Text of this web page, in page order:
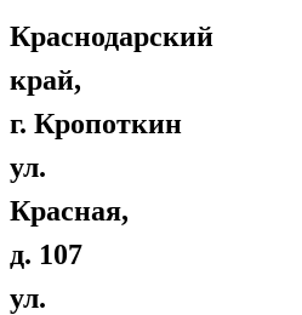
Краснодарский
край,
г. Кропоткин
ул.
Красная,
д. 107
ул.